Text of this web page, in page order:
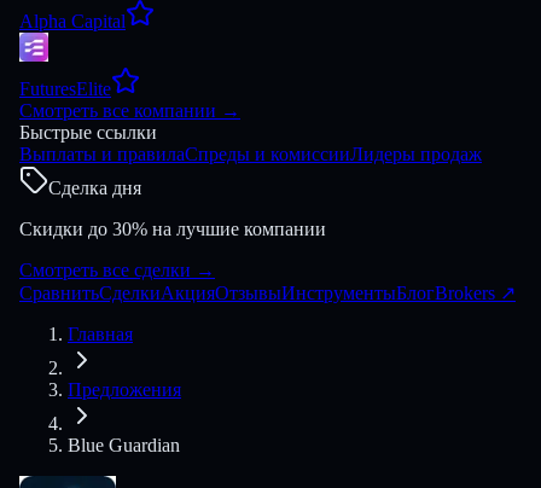
Alpha Capital
FuturesElite
Смотреть все компании →
Быстрые ссылки
Выплаты и правилаСпреды и комиссииЛидеры продаж
Сделка дня
Скидки до 30% на лучшие компании
Смотреть все сделки →
СравнитьСделкиАкцияОтзывыИнструментыБлогBrokers ↗
Главная
Предложения
Blue Guardian